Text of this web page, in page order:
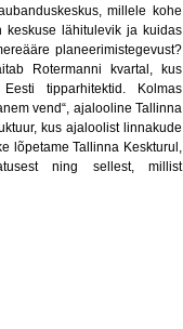
millele kohe
keskuse lähitulevik ja kuidas
planeerimistegevust?
Rotermanni kvartal, kus
tipparhitektid. Kolmas
vend“, ajalooline Tallinna
kus ajaloolist linnakude
lõpetame Tallinna Keskturul,
ning sellest, millist